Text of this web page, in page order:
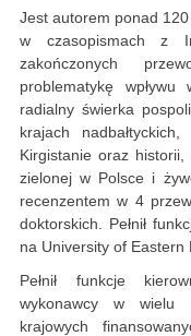
Jest autorem ponad
w czasopismach z
zakończonych
problematykę
radialny świerka
krajach
Kirgistanie oraz
zielonej w Polsce i
recenzentem w 4
doktorskich. Pełnił
na University of Eastern
Pełnił funkcje
wykonawcy w wielu
krajowych